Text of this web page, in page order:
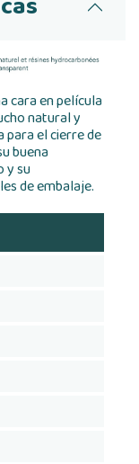
cara en película
natural y
para el cierre de
buena
y su
de embalaje.